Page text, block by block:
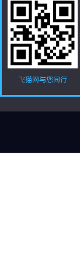
飞猫网与您同行